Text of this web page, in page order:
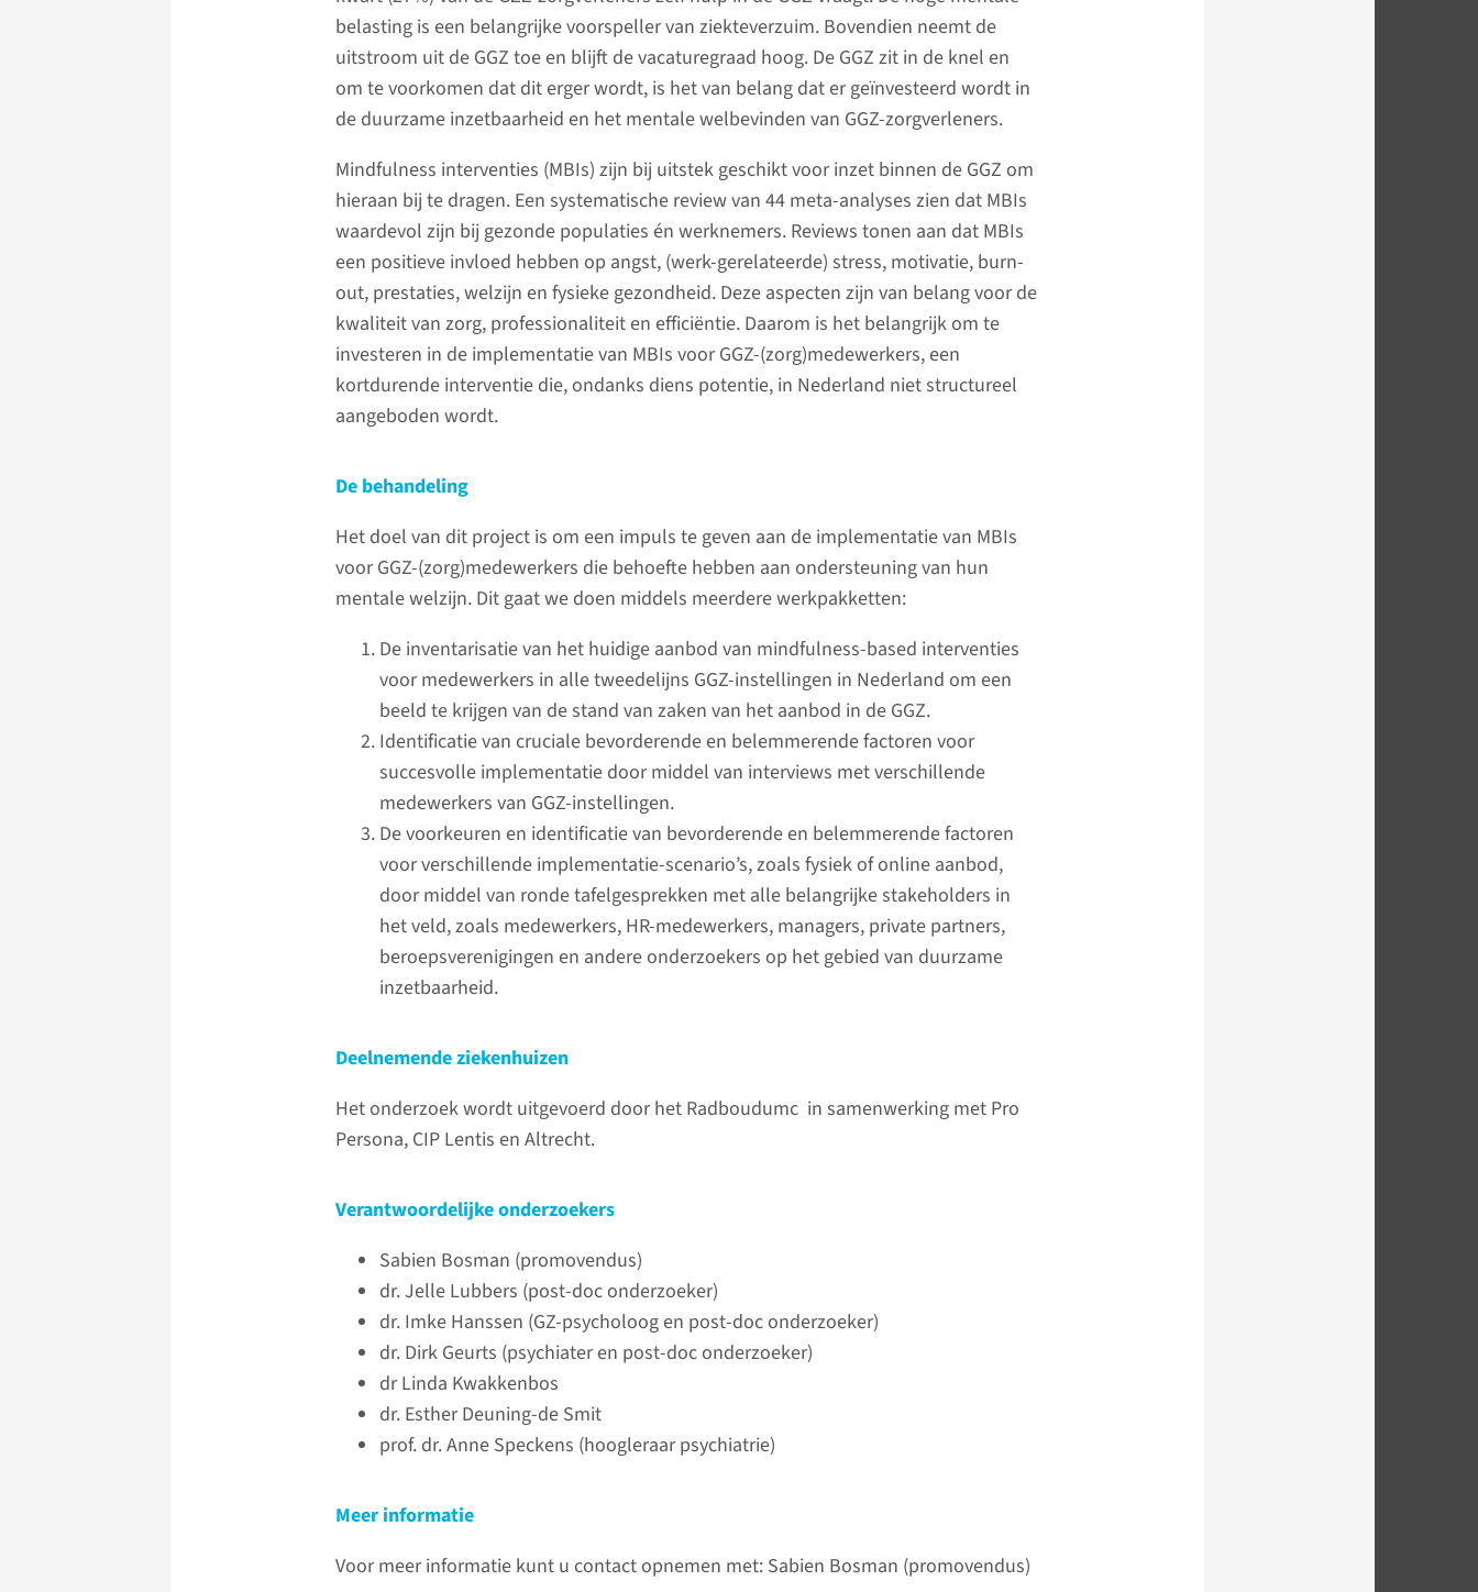
belasting is een belangrijke voorspeller van ziekteverzuim. Bovendien neemt de
uitstroom uit de GGZ toe en blijft de vacaturegraad hoog. De GGZ zit in de knel en
om te voorkomen dat dit erger wordt, is het van belang dat er geïnvesteerd wordt in
de duurzame inzetbaarheid en het mentale welbevinden van GGZ-zorgverleners.
Mindfulness interventies (MBIs) zijn bij uitstek geschikt voor inzet binnen de GGZ om
hieraan bij te dragen. Een systematische review van 44 meta-analyses zien dat MBIs
waardevol zijn bij gezonde populaties én werknemers. Reviews tonen aan dat MBIs
een positieve invloed hebben op angst, (werk-gerelateerde) stress, motivatie, burn-
out, prestaties, welzijn en fysieke gezondheid. Deze aspecten zijn van belang voor de
kwaliteit van zorg, professionaliteit en efficiëntie. Daarom is het belangrijk om te
investeren in de implementatie van MBIs voor GGZ-(zorg)medewerkers, een
kortdurende interventie die, ondanks diens potentie, in Nederland niet structureel
aangeboden wordt.
De behandeling
Het doel van dit project is om een impuls te geven aan de implementatie van MBIs
voor GGZ-(zorg)medewerkers die behoefte hebben aan ondersteuning van hun
mentale welzijn. Dit gaat we doen middels meerdere werkpakketten:
De inventarisatie van het huidige aanbod van mindfulness-based interventies
voor medewerkers in alle tweedelijns GGZ-instellingen in Nederland om een
beeld te krijgen van de stand van zaken van het aanbod in de GGZ.
Identificatie van cruciale bevorderende en belemmerende factoren voor
succesvolle implementatie door middel van interviews met verschillende
medewerkers van GGZ-instellingen.
De voorkeuren en identificatie van bevorderende en belemmerende factoren
voor verschillende implementatie-scenario’s, zoals fysiek of online aanbod,
door middel van ronde tafelgesprekken met alle belangrijke stakeholders in
het veld, zoals medewerkers, HR-medewerkers, managers, private partners,
beroepsverenigingen en andere onderzoekers op het gebied van duurzame
inzetbaarheid.
Deelnemende ziekenhuizen
Het onderzoek wordt uitgevoerd door het Radboudumc in samenwerking met Pro
Persona, CIP Lentis en Altrecht.
Verantwoordelijke onderzoekers
Sabien Bosman (promovendus)
dr. Jelle Lubbers (post-doc onderzoeker)
dr. Imke Hanssen (GZ-psycholoog en post-doc onderzoeker)
dr. Dirk Geurts (psychiater en post-doc onderzoeker)
dr Linda Kwakkenbos
dr. Esther Deuning-de Smit
prof. dr. Anne Speckens (hoogleraar psychiatrie)
Meer informatie
Voor meer informatie kunt u contact opnemen met: Sabien Bosman (promovendus)